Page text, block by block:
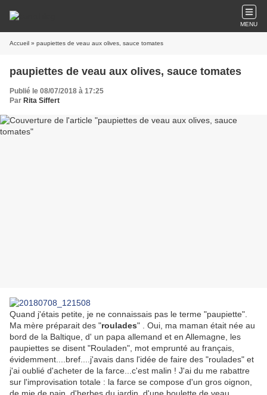
MENU
Accueil » paupiettes de veau aux olives, sauce tomates
paupiettes de veau aux olives, sauce tomates
Publié le 08/07/2018 à 17:25
Par Rita Siffert
Quand j'étais petite, je ne connaissais pas le terme "paupiette".
Ma mère préparait des "roulades" . Oui, ma maman était née au
bord de la Baltique, d' un papa allemand et en Allemagne, les
paupiettes se disent "Rouladen", mot emprunté au français,
évidemment....bref....j'avais dans l'idée de faire des "roulades" et
j'ai oublié d'acheter de la farce...c'est malin ! J'ai du me rabattre
sur l'improvisation totale : la farce se compose d'un gros oignon,